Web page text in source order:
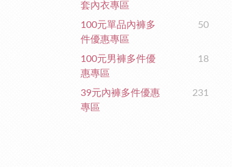
套內衣專區
100元單品內褲多
件優惠專區
50
100元男褲多件優
惠專區
18
39元內褲多件優惠
專區
231